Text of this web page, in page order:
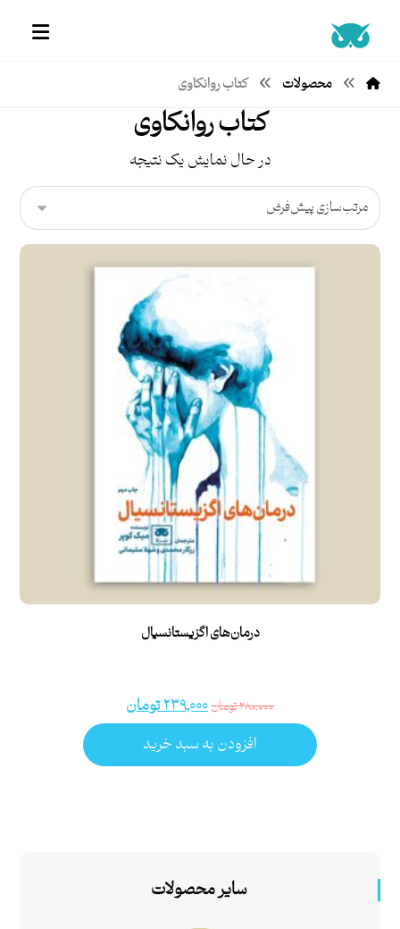
محصولات کتاب روانکاوی
کتاب روانکاوی
در حال نمایش یک نتیجه
درمان‌های اگزیستانسیال
۲۸۰,۰۰۰تومان۲۳۹,۰۰۰تومان
افزودن به سبد خرید
سایر محصولات